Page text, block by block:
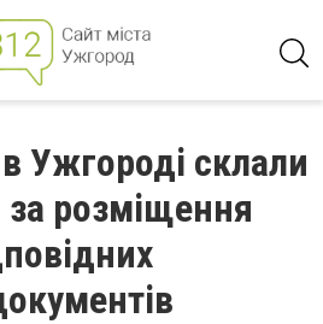
Ужгороді склали
за розміщення